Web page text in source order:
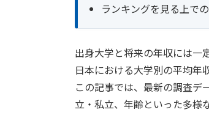
ランキングを見る上で
出身大学と将来の年収には一
日本における大学別の平均年
この記事では、最新の調査
立・私立、年齢といった多様